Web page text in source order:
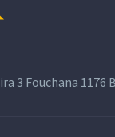
3 Fouchana 1176